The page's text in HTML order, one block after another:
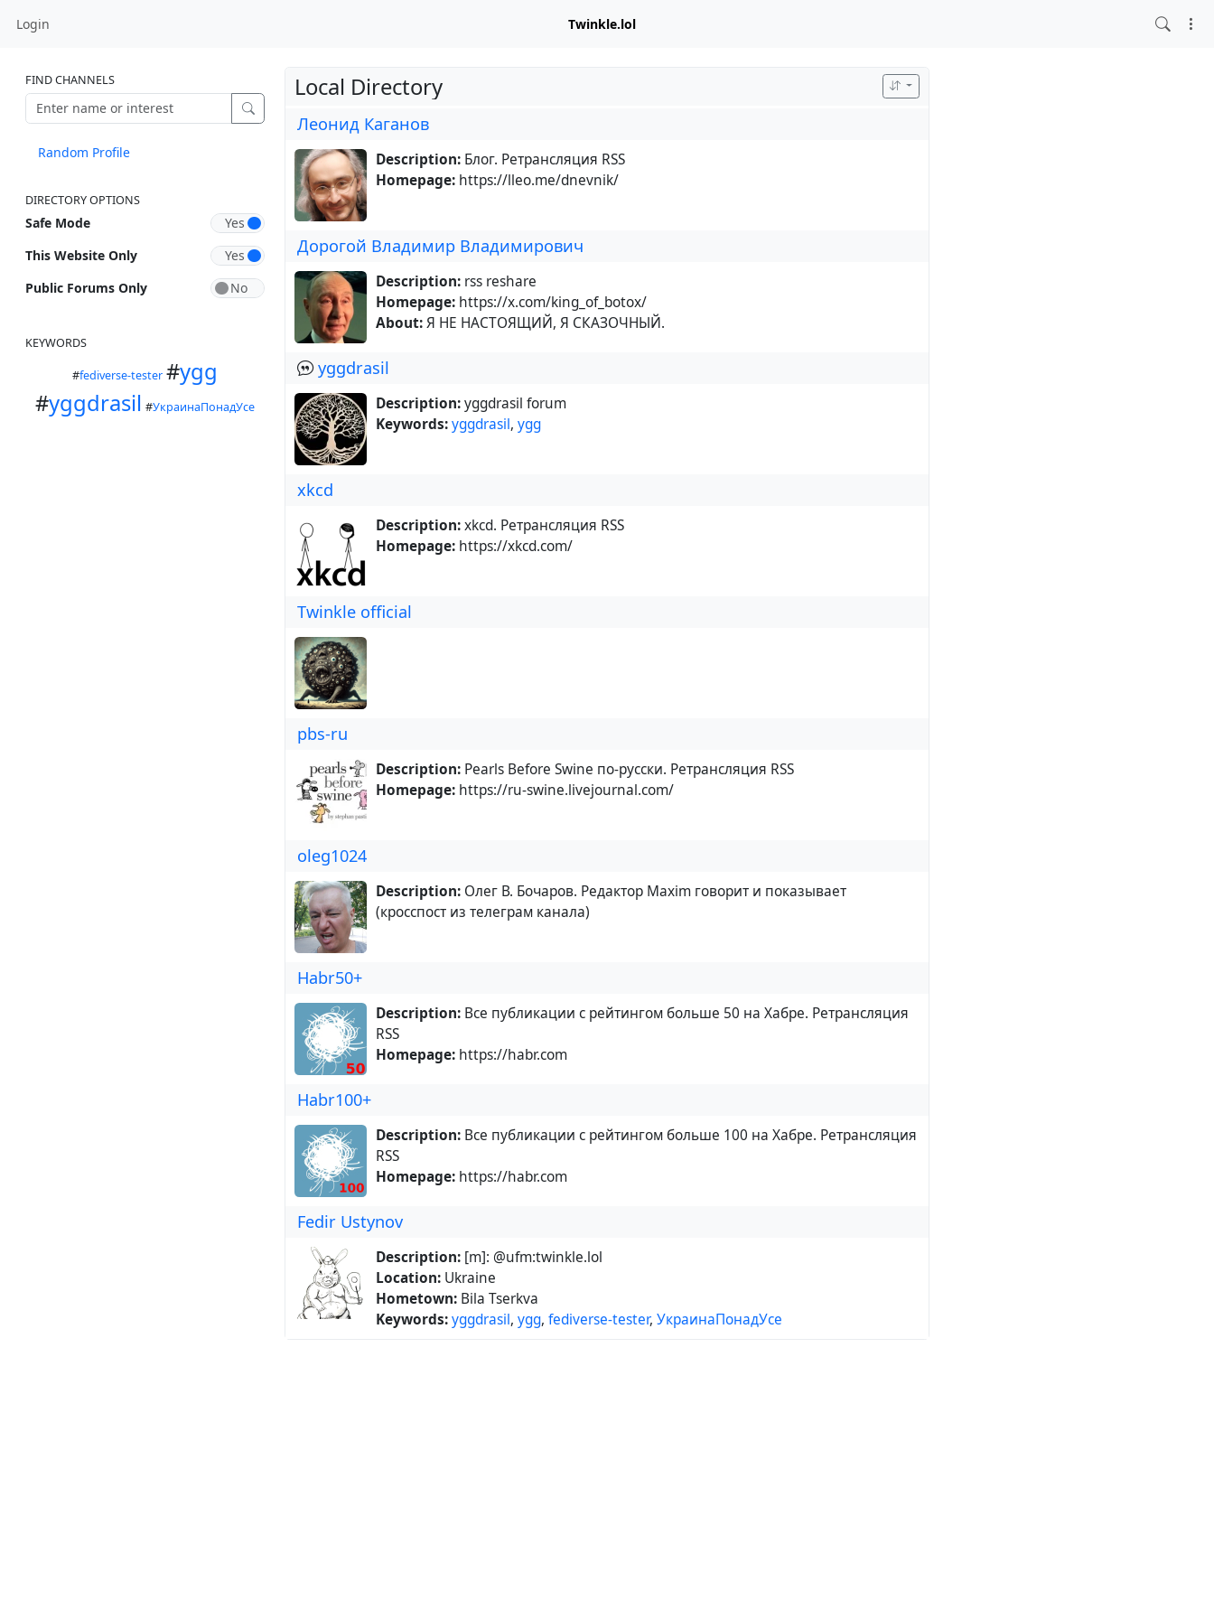
Login Twinkle.lol
FIND CHANNELS
Random Profile
DIRECTORY OPTIONS
Safe Mode
This Website Only
Public Forums Only
KEYWORDS
#fediverse-tester #ygg
#yggdrasil #УкраинаПонадУсе
Local Directory
Леонид Каганов
Description: Блог. Ретрансляция RSS
Homepage: https://lleo.me/dnevnik/
Дорогой Владимир Владимирович
Description: rss reshare
Homepage: https://x.com/king_of_botox/
About:Я НЕ НАСТОЯЩИЙ, Я СКАЗОЧНЫЙ.
yggdrasil
Description:yggdrasil forum
Keywords:yggdrasil, ygg
xkcd
Description:xkcd. Ретрансляция RSS
Homepage: https://xkcd.com/
Twinkle official
pbs-ru
Description: Pearls Before Swine по-русски. Ретрансляция RSS
Homepage: https://ru-swine.livejournal.com/
oleg1024
Description: Олег В. Бочаров. Редактор Maxim говорит и показывает
(кросспост из телеграм канала)
Habr50+
Description: Все публикации c рейтингом больше 50 на Хабре. Ретрансляция
RSS
Homepage: https://habr.com
Habr100+
Description: Все публикации c рейтингом больше 100 на Хабре. Ретрансляция
RSS
Homepage: https://habr.com
Fedir Ustynov
Description: [m]: @ufm:twinkle.lol
Location: Ukraine
Hometown: Bila Tserkva
Keywords:yggdrasil, ygg, fediverse-tester, УкраинаПонадУсе